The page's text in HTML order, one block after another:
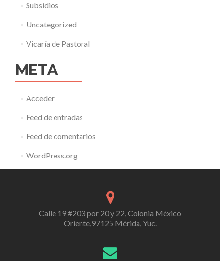
Subsidios
Uncategorized
Vicaría de Pastoral
META
Acceder
Feed de entradas
Feed de comentarios
WordPress.org
Calle 19 #203 por 20 y 22, Colonia México
Oriente,97125 Mérida, Yuc.